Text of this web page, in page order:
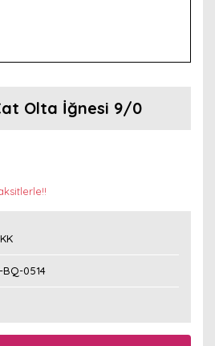
Olta İğnesi 9/0
BQ-0514